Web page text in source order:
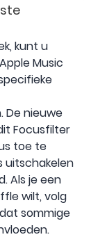
kunt u
Music
De nieuwe
Focusfilter
toe te
uitschakelen
Als je een
wilt, volg
sommige